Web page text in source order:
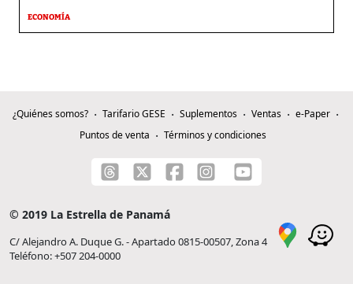
ECONOMÍA
¿Quiénes somos? Tarifario GESE Suplementos Ventas
e-Paper
Puntos de venta
Términos y condiciones
© 2019 La Estrella de Panamá
C/ Alejandro A. Duque G. - Apartado 0815-00507, Zona 4
Teléfono: +507 204-0000